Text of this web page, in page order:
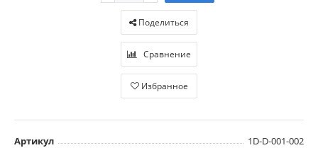
Поделиться
Сравнение
Избранное
Артикул 1D-D-001-002